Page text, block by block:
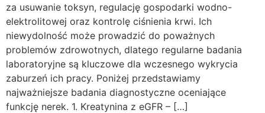
za usuwanie toksyn, regulację gospodarki wodno-
elektrolitowej oraz kontrolę ciśnienia krwi. Ich
niewydolność może prowadzić do poważnych
problemów zdrowotnych, dlatego regularne badania
laboratoryjne są kluczowe dla wczesnego wykrycia
zaburzeń ich pracy. Poniżej przedstawiamy
najważniejsze badania diagnostyczne oceniające
funkcję nerek. 1. Kreatynina z eGFR – […]